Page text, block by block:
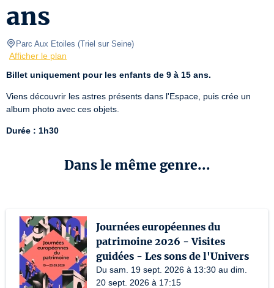
ans
Parc Aux Etoiles (Triel sur Seine)
Afficher le plan
Billet uniquement pour les enfants de 9 à 15 ans.
Viens découvrir les astres présents dans l'Espace, puis crée un
album photo avec ces objets.
Durée : 1h30
Dans le même genre...
Journées européennes du
patrimoine 2026 - Visites
guidées - Les sons de l'Univers
Du sam. 19 sept. 2026 à 13:30 au dim.
20 sept. 2026 à 17:15